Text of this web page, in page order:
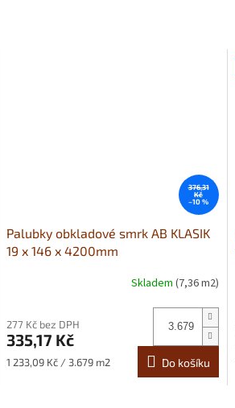
376,31
Kč
–10 %
Palubky obkladové smrk AB KLASIK
19 x 146 x 4200mm
Skladem (7,36 m2)
277 Kč bez DPH
335,17 Kč
Měrná
1 233,09 Kč / 3.679 m2 Do košíku